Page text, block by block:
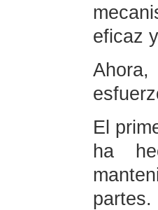
eficaz
Ahora,
El
ha